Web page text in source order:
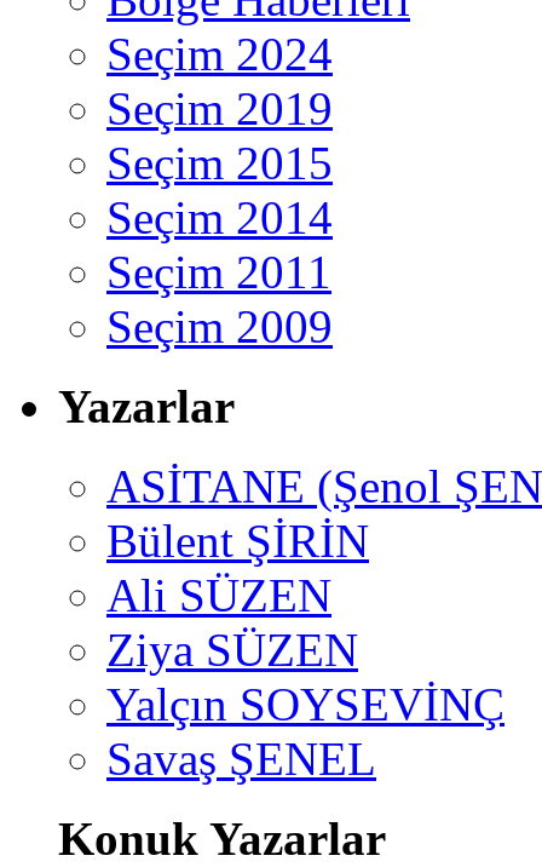
Seçim 2024
Seçim 2019
Seçim 2015
Seçim 2014
Seçim 2011
Seçim 2009
Yazarlar
ASİTANE (Şenol
Bülent ŞİRİN
Ali SÜZEN
Ziya SÜZEN
Yalçın SOYSEVİNÇ
Savaş ŞENEL
Konuk Yazarlar